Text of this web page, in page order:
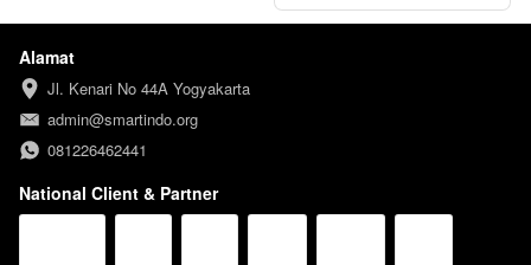
Alamat
Jl. Kenari No 44A Yogyakarta
admin@smartindo.org
081226462441
National Client & Partner